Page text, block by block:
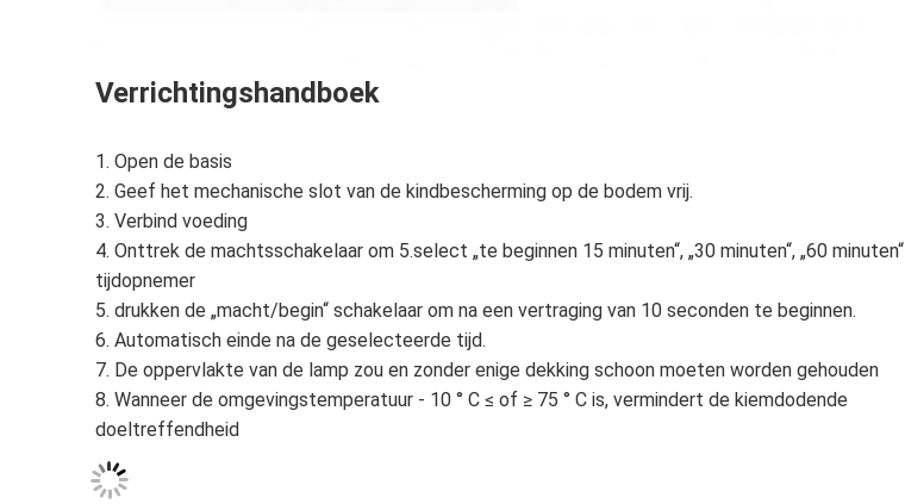
Verrichtingshandboek
1. Open de basis
2. Geef het mechanische slot van de kindbescherming op de bodem vrij.
3. Verbind voeding
4. Onttrek de machtsschakelaar om 5.select „te beginnen 15 minuten“, „30 minuten“, „60 minuten“
tijdopnemer
5. drukken de „macht/begin“ schakelaar om na een vertraging van 10 seconden te beginnen.
6. Automatisch einde na de geselecteerde tijd.
7. De oppervlakte van de lamp zou en zonder enige dekking schoon moeten worden gehouden
8. Wanneer de omgevingstemperatuur - 10 ° C ≤ of ≥ 75 ° C is, vermindert de kiemdodende
doeltreffendheid